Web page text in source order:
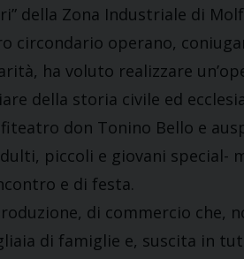
della Zona Industriale di
circondario operano,
ha voluto realizzare
della storia civile ed
don Tonino Bello e
piccoli e giovani special-
e di festa.
di commercio che,
di famiglie e, suscita in